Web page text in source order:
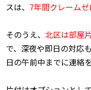
スは、 7年間クレーム
そのうえ、 北区は部屋
で、深夜や即日の対応
日の午前中までに連絡